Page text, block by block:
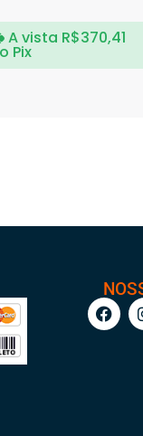
A vista R$370,41
Pix